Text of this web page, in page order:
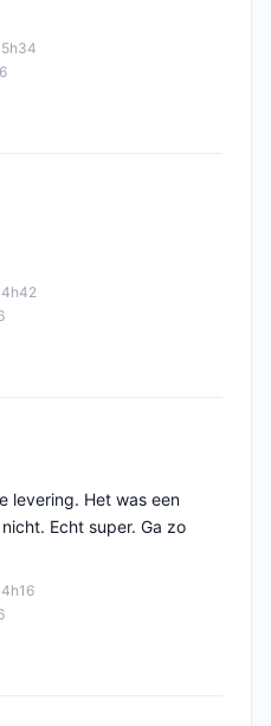
levering. Het was een
Echt super. Ga zo